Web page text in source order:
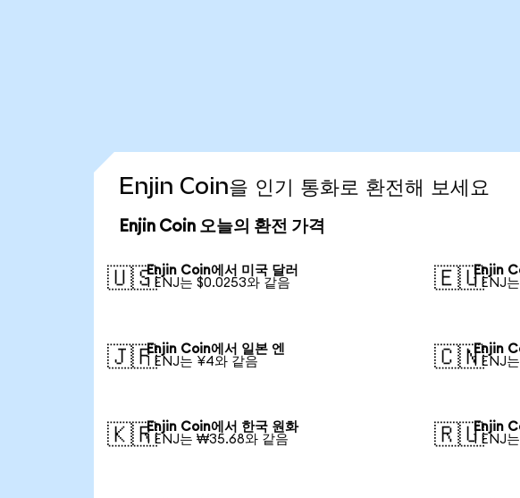
Enjin Coin을 인기 통화로 환전해 보세요
Enjin Coin 오늘의 환전 가격
🇺🇸Enjin Coin에서 미국 달러
1 ENJ는 $0.0253와 같음
🇪🇺Enjin
1 ENJ
🇯🇵Enjin Coin에서 일본 엔
1 ENJ는 ¥4와 같음
🇨🇳Enjin
1 ENJ
🇰🇷Enjin Coin에서 한국 원화
1 ENJ는 ₩35.68와 같음
🇷🇺Enjin
1 ENJ